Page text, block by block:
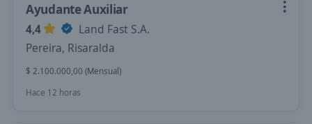
Ayudante Auxiliar
4,4
Land Fast S.A.
Pereira, Risaralda
$ 2.100.000,00 (Mensual)
Hace 12 horas